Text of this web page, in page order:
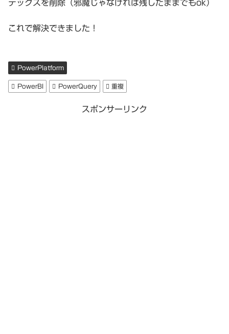
デックスを削除（邪魔じゃなければ残したままでもok）
これで解決できました！
PowerPlatform
PowerBI PowerQuery 重複
スポンサーリンク